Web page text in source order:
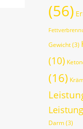
(56)
Gewicht(3)
(10)
(16)
Darm(3)